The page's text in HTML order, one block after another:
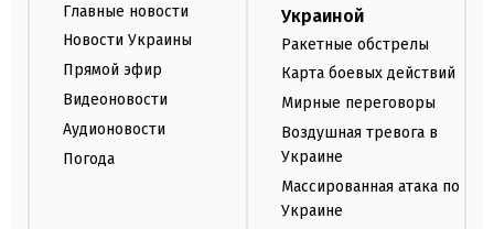
Главные новости
Новости Украины
Прямой эфир
Видеоновости
Аудионовости
Погода
Украиной
Ракетные обстрелы
Карта боевых действий
Мирные переговоры
Воздушная тревога в
Украине
Массированная атака по
Украине